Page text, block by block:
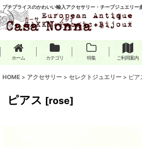
プチプライスのかわいい輸入アクセサリー・チープジュエリー
ホーム カテゴリ 特集 ご利用案内
HOME > アクセサリー > セレクトジュエリー > ピア
ピアス [rose]